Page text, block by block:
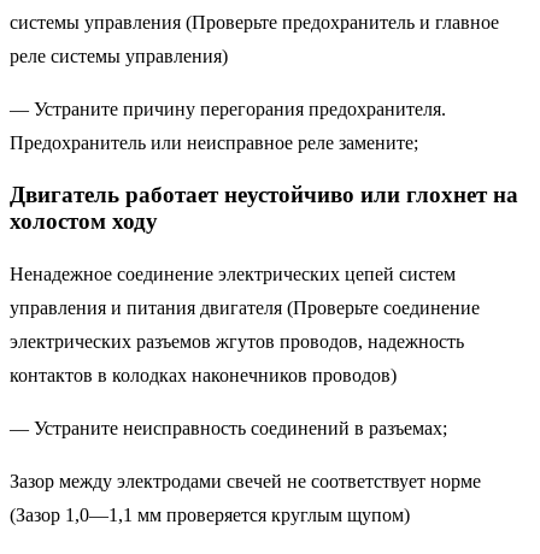
системы управления (Проверьте предохранитель и главное
реле системы управления)
— Устраните причину перегорания предохранителя.
Предохранитель или неисправное реле замените;
Двигатель работает неустойчиво или глохнет на
холостом ходу
Ненадежное соединение электрических цепей систем
управления и питания двигателя (Проверьте соединение
электрических разъемов жгутов проводов, надежность
контактов в колодках наконечников проводов)
— Устраните неисправность соединений в разъемах;
Зазор между электродами свечей не соответствует норме
(Зазор 1,0—1,1 мм проверяется круглым щупом)